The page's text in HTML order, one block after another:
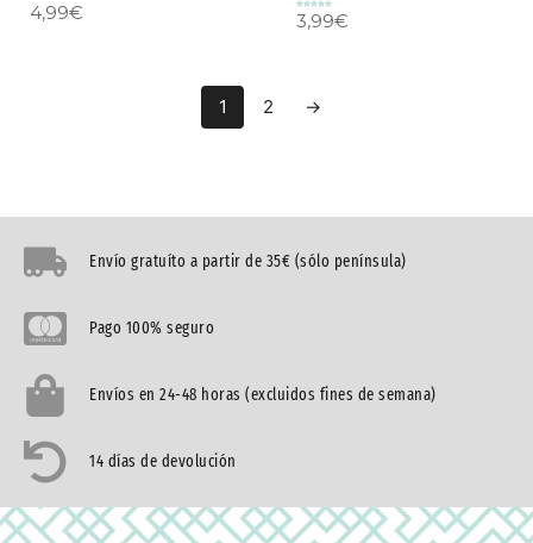
4,99€
con
5.00
de 5
3,99€
1 2 →
Envío gratuíto a partir de 35€ (sólo península)
Pago 100% seguro
Envíos en 24-48 horas (excluidos fines de semana)
14 días de devolución